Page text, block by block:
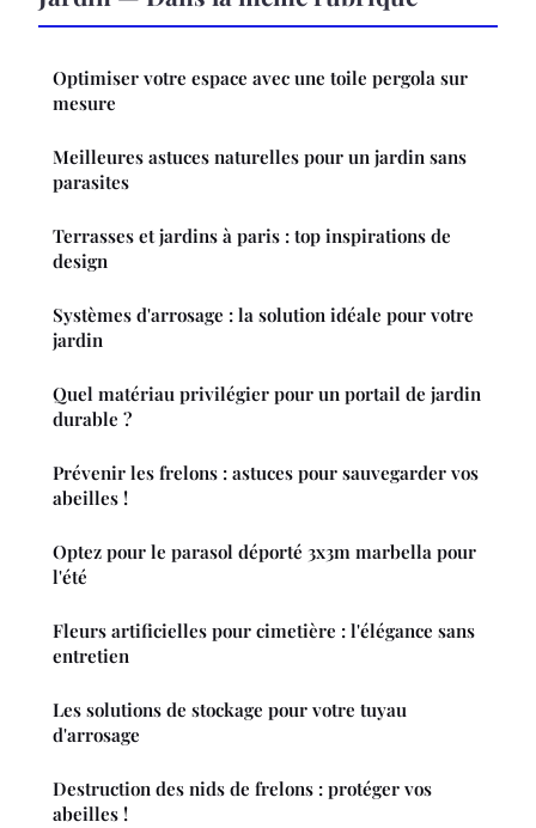
Optimiser votre espace avec une toile pergola sur
mesure
Meilleures astuces naturelles pour un jardin sans
parasites
Terrasses et jardins à paris : top inspirations de
design
Systèmes d'arrosage : la solution idéale pour votre
jardin
Quel matériau privilégier pour un portail de jardin
durable ?
Prévenir les frelons : astuces pour sauvegarder vos
abeilles !
Optez pour le parasol déporté 3x3m marbella pour
l'été
Fleurs artificielles pour cimetière : l'élégance sans
entretien
Les solutions de stockage pour votre tuyau
d'arrosage
Destruction des nids de frelons : protéger vos
abeilles !